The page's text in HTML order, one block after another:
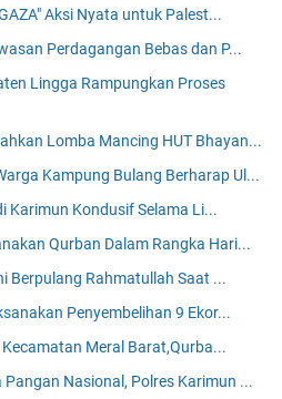
Aksi Nyata untuk Palest...
Perdagangan Bebas dan P...
Lingga Rampungkan Proses
Lomba Mancing HUT Bhayan...
Kampung Bulang Berharap Ul...
Karimun Kondusif Selama Li...
Qurban Dalam Rangka Hari...
Berpulang Rahmatullah Saat ...
Penyembelihan 9 Ekor...
Meral Barat,Qurba...
Nasional, Polres Karimun ...